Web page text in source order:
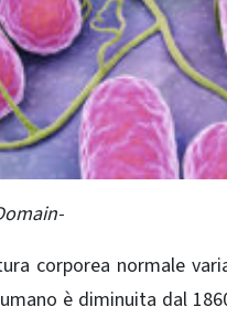
corporea normale
è diminuita dal